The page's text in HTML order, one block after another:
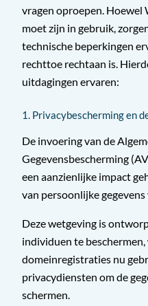
vragen oproepen.
moet zijn in gebruik,
technische beperkingen
rechttoe rechtaan is.
uitdagingen ervaren:
1. Privacybescherming en
De invoering van de
Gegevensbescherming
een aanzienlijke impact
van persoonlijke
Deze wetgeving is
individuen te
domeinregistraties nu
privacydiensten om de
schermen.